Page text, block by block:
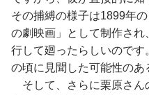
その捕縛の様子は1899年
の劇映画」として制作さ
行して廻ったらしいので
の頃に見聞した可能性のあ
そして、さらに栗原さん